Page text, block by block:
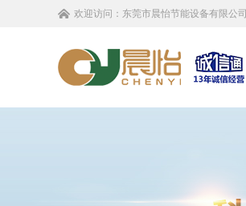
欢迎访问： 东莞市晨怡节能设备有限公司